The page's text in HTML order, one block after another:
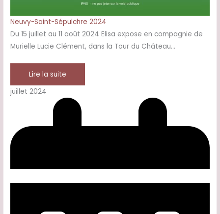
Neuvy-Saint-Sépulchre 2024
Du 15 juillet au 11 août 2024 Elisa expose en compagnie de
Murielle Lucie Clément, dans la Tour du Château…
Lire la suite
juillet 2024